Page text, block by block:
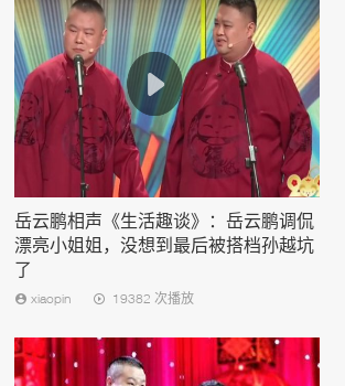
岳云鹏相声《生活趣谈》：岳云鹏调侃
漂亮小姐姐，没想到最后被搭档孙越坑
了
xiaopin 19382 次播放